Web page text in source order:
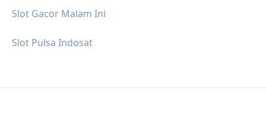
Slot Gacor Malam Ini
Slot Pulsa Indosat